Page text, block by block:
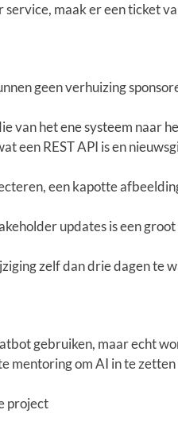
maak er een ticket
geen verhuizing
van het ene systeem naar
een REST API is en
een kapotte
updates is een
zelf dan drie dagen te
gebruiken, maar echt
mentoring om AI in te
project